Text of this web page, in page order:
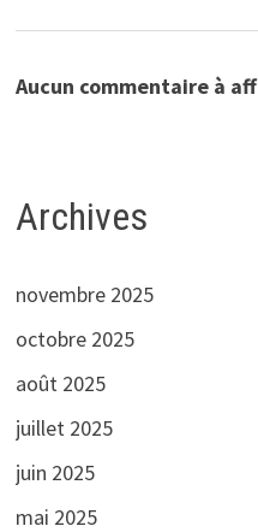
Aucun commentaire à
Archives
novembre 2025
octobre 2025
août 2025
juillet 2025
juin 2025
mai 2025